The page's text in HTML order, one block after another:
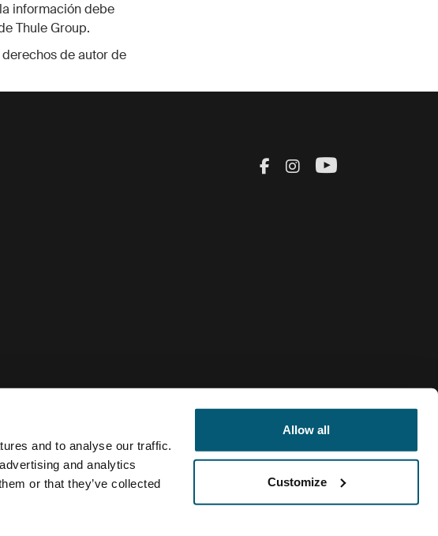
and to analyse our traffic.
and analytics
or that they’ve collected
Allow all
Customize
información debe
Thule Group.
de autor de
Visit Thule on
Visit Thule on
Visit Thule
Logic Política de cookies Configuración de cookies Current market/
Guatemala